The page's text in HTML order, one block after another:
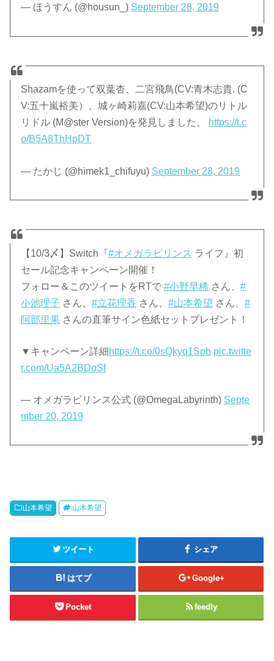
— ほうすん (@housun_) September 28, 2019
Shazamを使って双葉杏、二宮飛鳥(CV:青木志貴. (C
V:五十嵐裕美）、城ヶ崎莉嘉(CV:山本希望)のリトル
リドル (M@ster Version)を発見しました。
https://t.c
o/B5A8ThHpDT
— たかじ (@himek1_chifuyu) September 28, 2019
【10/3〆】Switch『#オメガラビリンス ライフ』初
セール記念キャンペーン開催！
フォロー＆このツイートをRTで#小野早稀 さん、#
小池理子 さん、#立花理香 さん、#山本希望 さん、#
阿部里果 さんの直筆サイン色紙セットプレゼント！
▼キャンペーン詳細https://t.co/0sQkyq1Spb pic.twitte
r.com/Ua5A2BDoSf
— オメガラビリンス公式 (@OmegaLabyrinth) Septe
mber 20, 2019
山本希望 山本希望
ツイート シェア
はてブ Google+
Pocket feedly